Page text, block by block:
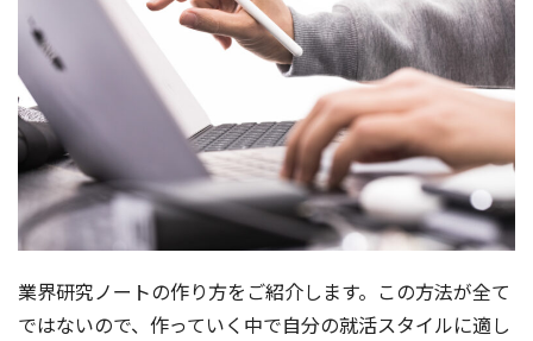
業界研究ノートの作り方をご紹介します。この方法が全て
ではないので、作っていく中で自分の就活スタイルに適し